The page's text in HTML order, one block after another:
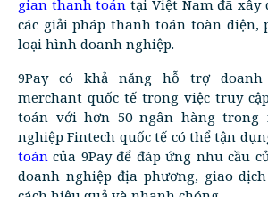
gian thanh toán tại Việt Nam đã xây
các giải pháp thanh toán toàn diện,
loại hình doanh nghiệp.
9Pay có khả năng hỗ trợ doanh
merchant quốc tế trong việc truy
toán với hơn 50 ngân hàng trong
nghiệp Fintech quốc tế có thể tận
toán của 9Pay để đáp ứng nhu cầu
doanh nghiệp địa phương, giao